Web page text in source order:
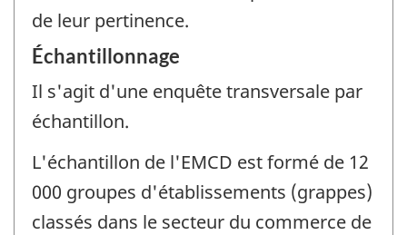
de leur pertinence.
Échantillonnage
Il s'agit d'une enquête transversale par
échantillon.
L'échantillon de l'EMCD est formé de 12
000 groupes d'établissements (grappes)
classés dans le secteur du commerce de